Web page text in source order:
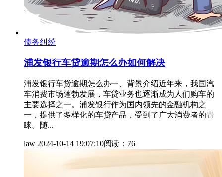
债务纠纷
浦发银行车贷逾期怎么办如何解决
浦发银行车贷逾期怎么办一、背景介绍近年来，我国汽
车消费市场蓬勃发展，车贷业务也逐渐成为人们购车的
主要选择之一。浦发银行作为国内领先的金融机构之
一，提供了多样化的车贷产品，受到了广大消费者的青
睐。随...
law 2024-10-14 19:07:10阅读：76